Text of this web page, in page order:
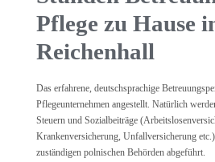
Pflege zu Hause
Reichenhall
Das erfahrene, deutschsprachige
Pflegeunternehmen angestellt. Natürlich
Steuern und Sozialbeiträge
Krankenversicherung, Unfallversicherung
zuständigen polnischen Behörden abgeführt.